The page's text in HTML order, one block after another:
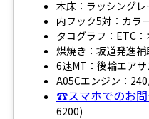
木床：ラッシング
内フック5対：カラ
タコグラフ：ETC
煤焼き：坂道発進
6速MT：後輪エアサ
A05Cエンジン：
☎スマホでのお
6200)